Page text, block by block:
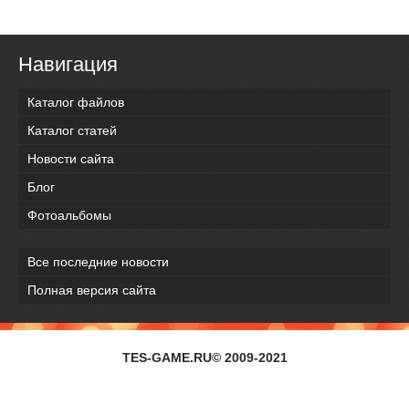
Навигация
Каталог файлов
Каталог статей
Новости сайта
Блог
Фотоальбомы
Все последние новости
Полная версия сайта
TES-GAME.RU© 2009-2021